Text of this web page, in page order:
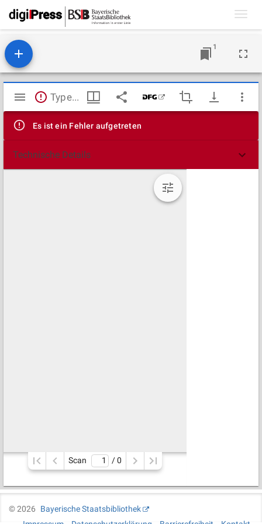
1
Mirador
Viewer
TypeError: Failed to fetch
Es ist ein Fehler aufgetreten
Technische Details
Scan / 0
©2026
Bayerische Staatsbibliothek